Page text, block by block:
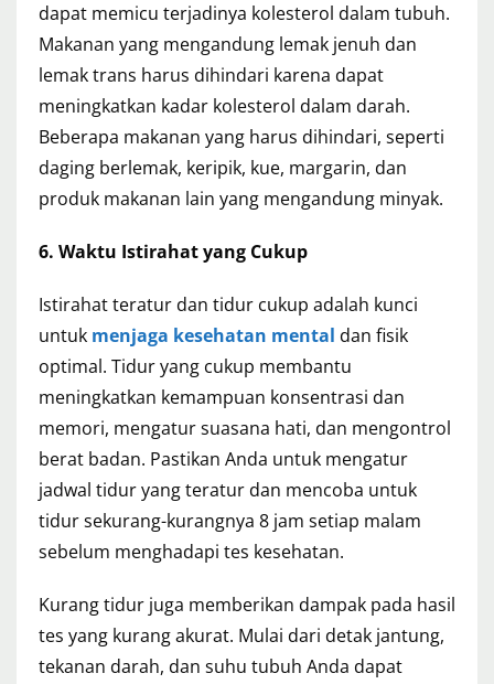
dapat memicu terjadinya kolesterol dalam tubuh.
Makanan yang mengandung lemak jenuh dan
lemak trans harus dihindari karena dapat
meningkatkan kadar kolesterol dalam darah.
Beberapa makanan yang harus dihindari, seperti
daging berlemak, keripik, kue, margarin, dan
produk makanan lain yang mengandung minyak.
6. Waktu Istirahat yang Cukup
Istirahat teratur dan tidur cukup adalah kunci
untuk menjaga kesehatan mental dan fisik
optimal. Tidur yang cukup membantu
meningkatkan kemampuan konsentrasi dan
memori, mengatur suasana hati, dan mengontrol
berat badan. Pastikan Anda untuk mengatur
jadwal tidur yang teratur dan mencoba untuk
tidur sekurang-kurangnya 8 jam setiap malam
sebelum menghadapi tes kesehatan.
Kurang tidur juga memberikan dampak pada hasil
tes yang kurang akurat. Mulai dari detak jantung,
tekanan darah, dan suhu tubuh Anda dapat